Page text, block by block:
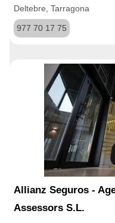
Deltebre, Tarragona
977 70 17 75
Allianz Seguros -
Assessors S.L.